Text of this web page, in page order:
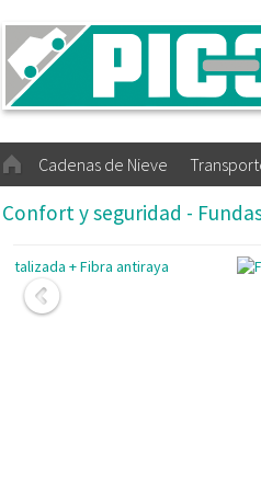
Cadenas de Nieve
Confort y seguridad -